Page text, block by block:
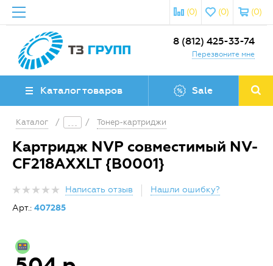
(0)
(0)
(0)
8 (812) 425-33-74
Перезвоните мне
Каталог товаров Sale
Каталог / / Тонер-картриджи
Картридж NVP совместимый NV-
CF218AXXLT {B0001}
Написать отзыв
Нашли ошибку?
Арт.: 407285